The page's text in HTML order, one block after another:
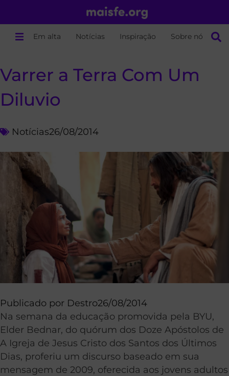
Em alta Notícias Inspiração Sobre nós
Varrer a Terra Com Um
Diluvio
Notícias26/08/2014
Publicado por Destro26/08/2014
Na semana da educação promovida pela BYU,
Elder Bednar, do quórum dos Doze Apóstolos de
A Igreja de Jesus Cristo dos Santos dos Últimos
Dias, proferiu um discurso baseado em sua
mensagem de 2009, oferecida aos jovens adultos